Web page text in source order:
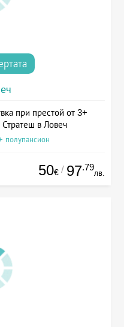
при престой от 3+
в Ловеч
полупансион
50€ / 97.79
лв.